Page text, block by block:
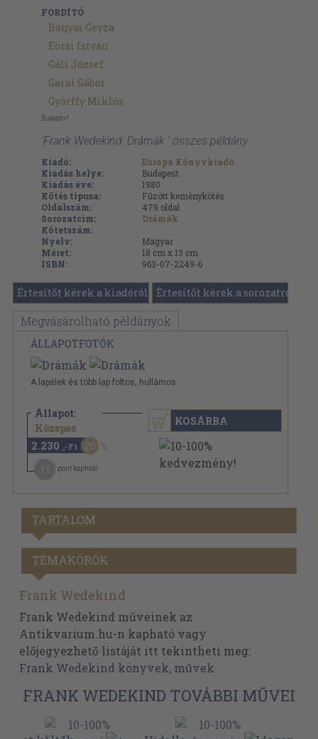
FORDÍTÓ
Bányai Geyza
Eörsi István
Gáli József
Garai Gábor
Györffy Miklós
Budapest
'Frank Wedekind: Drámák ' összes példány
Kiadó:
Európa Könyvkiadó
Kiadás helye:
Budapest
Kiadás éve:
1980
Kötés típusa:
Fűzött keménykötés
Oldalszám:
479 oldal
Sorozatcím:
Drámák
Kötetszám:
Nyelv:
Magyar
Méret:
18 cm x 13 cm
ISBN:
963-07-2249-6
Értesítőt kérek a kiadóról Értesítőt kérek a sorozatról
Megvásárolható példányok
ÁLLAPOTFOTÓK
A lapélek és több lap foltos, hullámos.
Állapot:
Közepes
2.790 Ft
2.230 ,-Ft 20
pont kapható
KOSÁRBA
TARTALOM
TÉMAKÖRÖK
Frank Wedekind
Frank Wedekind műveinek az
Antikvarium.hu-n kapható vagy
előjegyezhető listáját itt tekintheti meg:
Frank Wedekind könyvek, művek
FRANK WEDEKIND TOVÁBBI MŰVEI